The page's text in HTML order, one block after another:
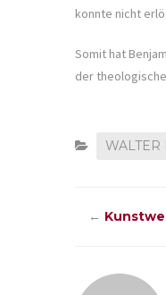
konnte nicht
Somit hat
der
WALTER
←